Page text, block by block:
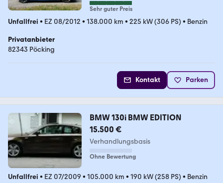
Sehr guter Preis
Unfallfrei • EZ 08/2012 • 138.000 km • 225 kW (306 PS) • Benzin
Privatanbieter
82343 Pöcking
Kontakt Parken
BMW 130i BMW EDITION
15.500 €
Verhandlungsbasis
Ohne Bewertung
Unfallfrei • EZ 07/2009 • 105.000 km • 190 kW (258 PS) • Benzin